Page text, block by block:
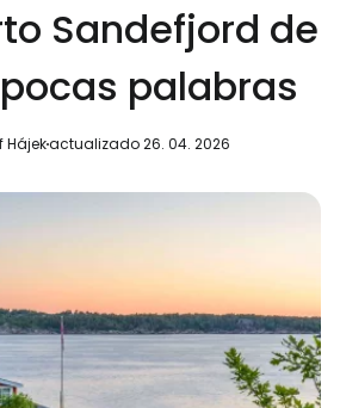
Sandefjord de
palabras
Hájekactualizado 26. 04. 2026
con Google
con Facebook
con Email